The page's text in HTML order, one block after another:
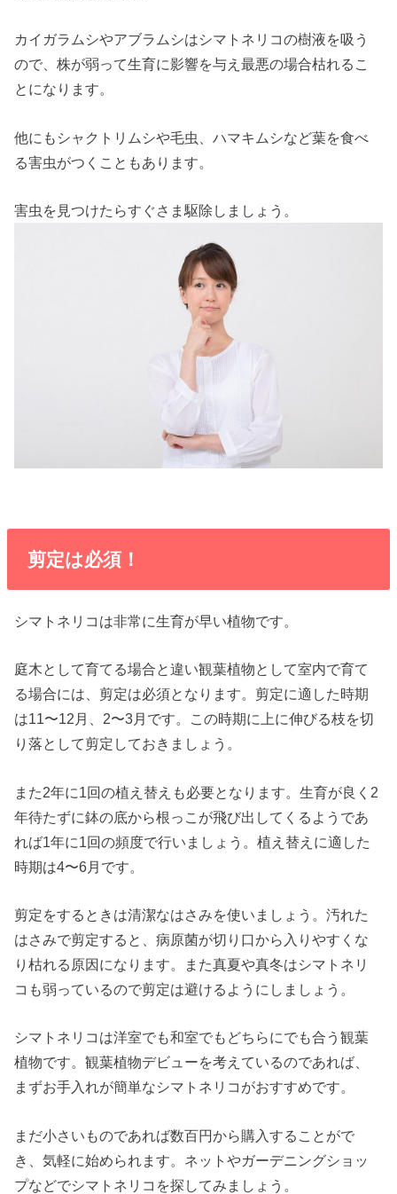
カイガラムシやアブラムシはシマトネリコの樹液を吸う
ので、株が弱って生育に影響を与え最悪の場合枯れるこ
とになります。
他にもシャクトリムシや毛虫、ハマキムシなど葉を食べ
る害虫がつくこともあります。
害虫を見つけたらすぐさま駆除しましょう。
剪定は必須！
シマトネリコは非常に生育が早い植物です。
庭木として育てる場合と違い観葉植物として室内で育て
る場合には、剪定は必須となります。剪定に適した時期
は11〜12月、2〜3月です。この時期に上に伸びる枝を切
り落として剪定しておきましょう。
また2年に1回の植え替えも必要となります。生育が良く2
年待たずに鉢の底から根っこが飛び出してくるようであ
れば1年に1回の頻度で行いましょう。植え替えに適した
時期は4〜6月です。
剪定をするときは清潔なはさみを使いましょう。汚れた
はさみで剪定すると、病原菌が切り口から入りやすくな
り枯れる原因になります。また真夏や真冬はシマトネリ
コも弱っているので剪定は避けるようにしましょう。
シマトネリコは洋室でも和室でもどちらにでも合う観葉
植物です。観葉植物デビューを考えているのであれば、
まずお手入れが簡単なシマトネリコがおすすめです。
まだ小さいものであれば数百円から購入することがで
き、気軽に始められます。ネットやガーデニングショッ
プなどでシマトネリコを探してみましょう。